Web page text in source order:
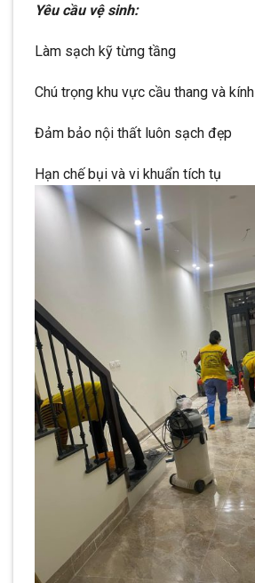
Yêu cầu vệ sinh:
Làm sạch kỹ từng tầng
Chú trọng khu vực cầu thang và kính
Đảm bảo nội thất luôn sạch đẹp
Hạn chế bụi và vi khuẩn tích tụ